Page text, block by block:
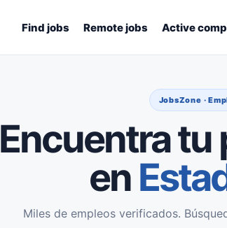
Find jobs Remote jobs Active
JobsZone ·
Encuentra tu
en
Miles de empleos verificados.